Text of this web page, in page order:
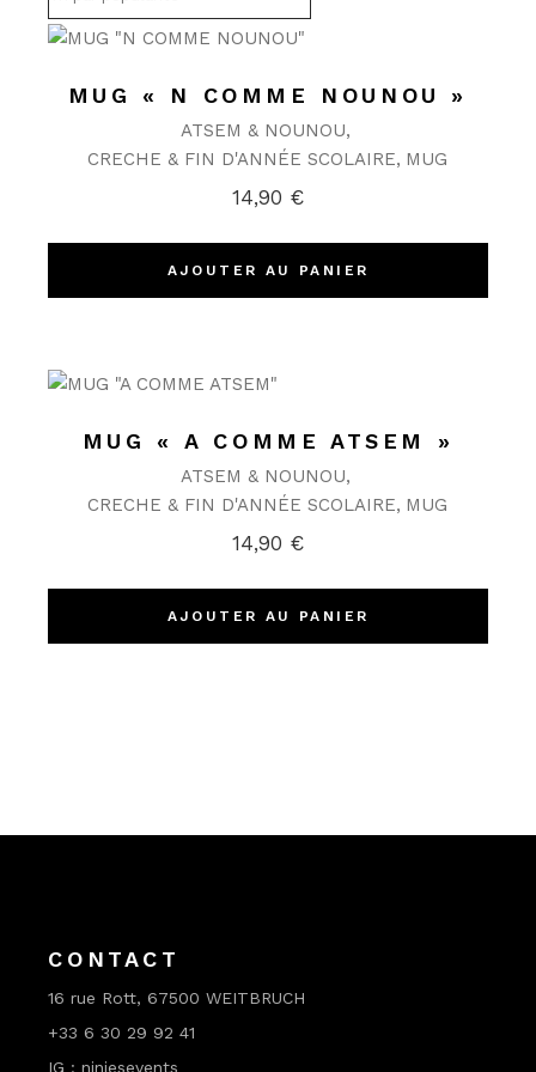
MUG « N COMME NOUNOU »
ATSEM & NOUNOU
CRECHE & FIN D'ANNÉE SCOLAIRE MUG
14,90 €
AJOUTER AU PANIER
MUG « A COMME ATSEM »
ATSEM & NOUNOU
CRECHE & FIN D'ANNÉE SCOLAIRE MUG
14,90 €
AJOUTER AU PANIER
CONTACT
16 rue Rott, 67500 WEITBRUCH
+33 6 30 29 92 41
IG : niniesevents